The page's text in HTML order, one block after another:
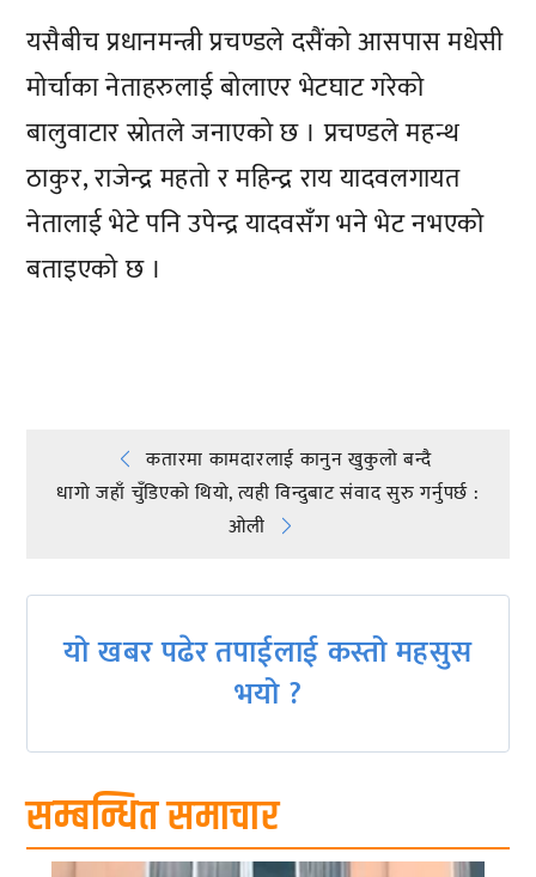
यसैबीच प्रधानमन्त्री प्रचण्डले दसैंको आसपास मधेसी
मोर्चाका नेताहरुलाई बोलाएर भेटघाट गरेको
बालुवाटार स्रोतले जनाएको छ । प्रचण्डले महन्थ
ठाकुर, राजेन्द्र महतो र महिन्द्र राय यादवलगायत
नेतालाई भेटे पनि उपेन्द्र यादवसँग भने भेट नभएको
बताइएको छ ।
Post
navigation
कतारमा कामदारलाई कानुन खुकुलो बन्दै
धागो जहाँ चुँडिएको थियो, त्यही विन्दुबाट संवाद सुरु गर्नुपर्छ :
ओली
यो खबर पढेर तपाईलाई कस्तो महसुस
भयो ?
सम्बन्धित समाचार